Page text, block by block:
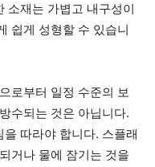
소재는 가볍고 내구성이
쉽게 성형할 수 있습니
로부터 일정 수준의 보
수되는 것은 아닙니다.
따라야 합니다. 스플래
거나 물에 잠기는 것을